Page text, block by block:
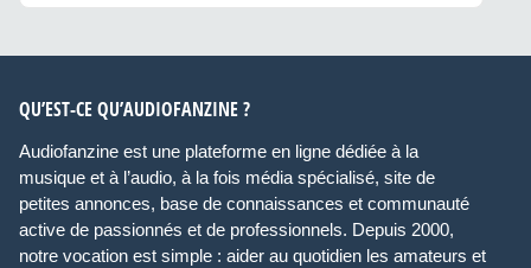
QU’EST-CE QU’AUDIOFANZINE ?
Audiofanzine est une plateforme en ligne dédiée à la
musique et à l’audio, à la fois média spécialisé, site de
petites annonces, base de connaissances et communauté
active de passionnés et de professionnels. Depuis 2000,
notre vocation est simple : aider au quotidien les amateurs et